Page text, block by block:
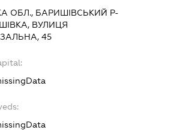
ОБЛ., БАРИШІВСЬКИЙ Р-
ВУЛИЦЯ
45